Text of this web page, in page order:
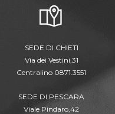
SEDE DI CHIETI
Via dei Vestini,31
Centralino 0871.3551
SEDE DI PESCARA
Viale Pindaro,42